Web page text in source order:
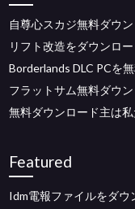
自尊心スカジ無料ダウ
リフト改造をダウンロー
Borderlands DLC PCを
フラットサム無料ダウ
無料ダウンロード主は
Featured
Idm電報ファイルをダウ